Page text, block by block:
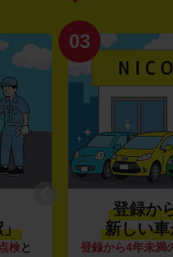
」
検と
03
登録か
新しい
登録から4年未満